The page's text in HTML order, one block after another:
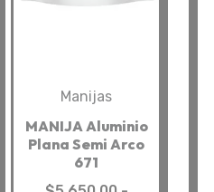
Manijas
MANIJA Aluminio
Plana Semi Arco
671